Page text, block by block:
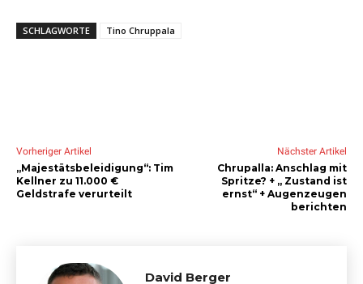
SCHLAGWORTE Tino Chruppala
Vorheriger Artikel
„Majestätsbeleidigung“: Tim
Kellner zu 11.000 €
Geldstrafe verurteilt
Nächster Artikel
Chrupalla: Anschlag mit
Spritze? + „ Zustand ist
ernst“ + Augenzeugen
berichten
David Berger